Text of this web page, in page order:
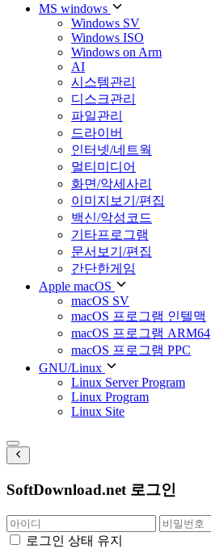
MS windows
Windows SV
Windows ISO
Windows on Arm
AI
시스템관리
디스크관리
파일관리
드라이버
인터넷/네트웍
멀티미디어
화면/악세사리
이미지보기/편집
백신/악성코드
기타프로그램
문서보기/편집
간단한게임
Apple macOS
macOS SV
macOS 프로그램 인텔맥
macOS 프로그램 ARM64
macOS 프로그램 PPC
GNU/Linux
Linux Server Program
Linux Program
Linux Site
SoftDownload.net 로그인
로그인 상태 유지